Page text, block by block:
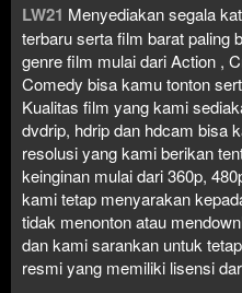
LW21 Menyediakan segala
terbaru serta film barat paling
genre film mulai dari Action ,
Comedy bisa kamu tonton
Kualitas film yang kami
dvdrip, hdrip dan hdcam bisa
resolusi yang kami berikan
keinginan mulai dari 360p,
kami tetap menyarakan
tidak menonton atau
dan kami sarankan untuk
resmi yang memiliki lisensi